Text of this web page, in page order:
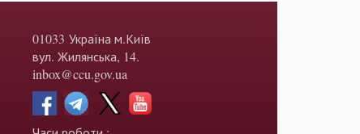
01033 Україна м.Київ
вул. Жилянська, 14.
inbox@ccu.gov.ua